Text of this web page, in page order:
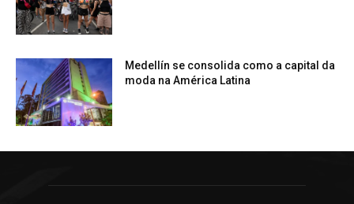
Medellín se consolida como a capital da
moda na América Latina